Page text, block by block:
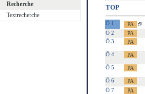
Recherche
Textrecherche
TOP
Ö 1
Ö 2
Ö 3
Ö 4
Ö 5
Ö 6
Ö 7